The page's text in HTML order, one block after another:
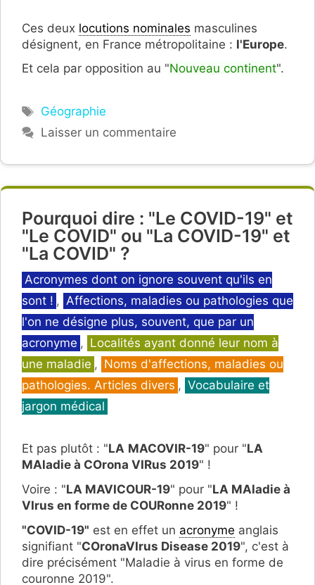
Ces deux locutions nominales masculines
désignent, en France métropolitaine : l'Europe.
Et cela par opposition au "Nouveau continent".
Étiquettes
Géographie
Laisser un commentaire
Pourquoi dire : "Le COVID-19" et
"Le COVID" ou "La COVID-19" et
"La COVID" ?
Catégories
Acronymes dont on ignore souvent qu'ils en
sont ! , Affections, maladies ou pathologies que
l'on ne désigne plus, souvent, que par un
acronyme , Localités ayant donné leur nom à
une maladie , Noms d'affections, maladies ou
pathologies. Articles divers , Vocabulaire et
jargon médical
Et pas plutôt : "LA MACOVIR-19" pour "LA
MAladie à COrona VIRus 2019" !
Voire : "LA MAVICOUR-19" pour "LA MAladie à
VIrus en forme de COURonne 2019" !
"COVID-19" est en effet un acronyme anglais
signifiant "COronaVIrus Disease 2019", c'est à
dire précisément "Maladie à virus en forme de
couronne 2019".